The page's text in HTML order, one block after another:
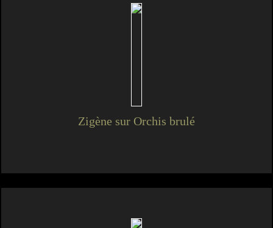
Zigène sur Orchis brulé